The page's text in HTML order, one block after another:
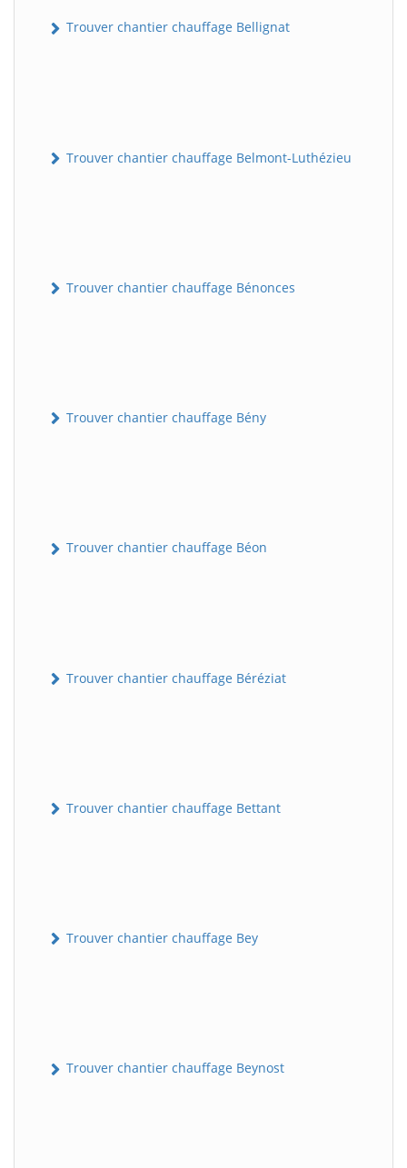
Trouver chantier chauffage Bellignat
Trouver chantier chauffage Belmont-Luthézieu
Trouver chantier chauffage Bénonces
Trouver chantier chauffage Bény
Trouver chantier chauffage Béon
Trouver chantier chauffage Béréziat
Trouver chantier chauffage Bettant
Trouver chantier chauffage Bey
Trouver chantier chauffage Beynost